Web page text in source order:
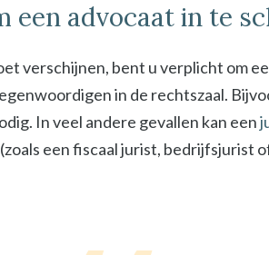
een advocaat in te
verschijnen, bent u verplicht om
in de rechtszaal.
In veel andere gevallen kan een
een fiscaal jurist, bedrijfsjurist